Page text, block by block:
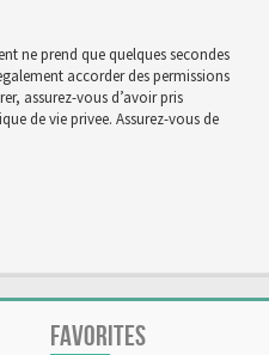
ne prend que quelques secondes
accorder des permissions
assurez-vous d’avoir pris
de vie privee. Assurez-vous de
FAVORITES